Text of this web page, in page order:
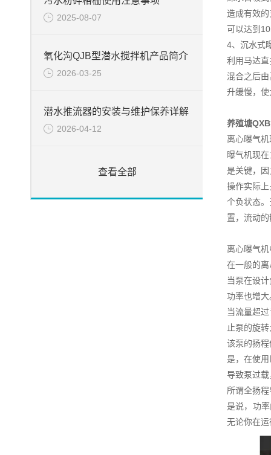
2025-08-07
氧化沟QJB型潜水搅拌机产品简介
2026-03-25
潜水推流器的安装与维护保养详解
2026-04-12
查看全部
造成有效
可以达到
4、沉水式
利用马达
混合之后
升缓慢，
养殖塘
离心曝气
曝气机现
是关键，
操作实际
个负状态
置，流动
离心曝气
在一般的
当泵在设
功率也增大
当流量超
止泵的旋
该泵的扬
是，在使
导致泵过
所谓全扬
是说，功
无论你在